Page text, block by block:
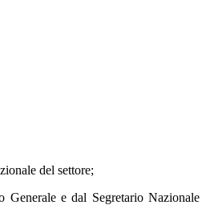
del settore;
e dal Segretario Nazionale